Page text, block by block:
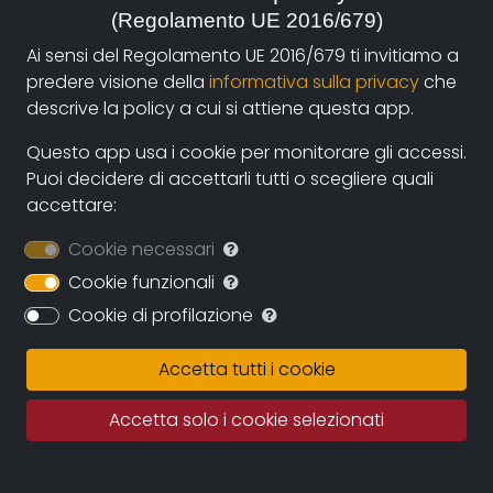
autori e i fruitori attraverso la nuova piattaforma di
streaming on-line e operazioni di partnership con sale
cinematografiche e circuiti televisivi. La collaborazione
diretta con gli autori assicurerà il continuo
ampliamento dell’archivio durante i prossimi anni
assicurando una proposta sempre più variegata e
multiculturale.
illimitato in cui conservare le opere, eleggendo ad uno
dei suoi obiettivi principali la conservazione della
memoria del documentario regionale e nazionale e
quindi della memoria per immagini tout court.
Fatto salvo il rigoroso rispetto dei diritti d’autore
questo grande archivio potrà diventare una fonte
importante per studiosi, studenti, porfessionisti in cui
(Regolamento UE 2016/679)
Ai sensi del Regolamento UE 2016/679 ti invitiamo a
predere visione della informativa sulla privacyche
descrive la policy a cui si attiene questa app.
Questo app usa i cookie per monitorare gli accessi.
Puoi decidere di accettarli tutti o scegliere quali
accettare:
Cookie necessari
Cookie funzionali
Cookie di profilazione
Accetta tutti i cookie
Accetta solo i cookie selezionati